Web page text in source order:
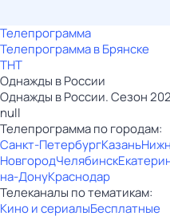
Телепрограмма
Телепрограмма в Брянске
ТНТ
Однажды в России
Однажды в России. Сезон
null
Телепрограмма по городам:
Санкт-ПетербургКазань
НовгородЧелябинск
на-ДонуКраснодар
Телеканалы по тематикам:
Кино и сериалыБесплатные